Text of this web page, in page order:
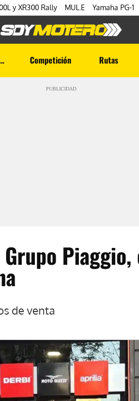
y XR300 Rally MUL.E Yamaha PG-1
Competición Rutas
PUBLICIDAD
Piaggio,
de venta